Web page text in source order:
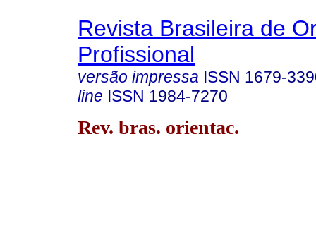
Revista Brasileira de
Profissional
versão impressa ISSN 1679-
line ISSN 1984-7270
Rev. bras. orientac.